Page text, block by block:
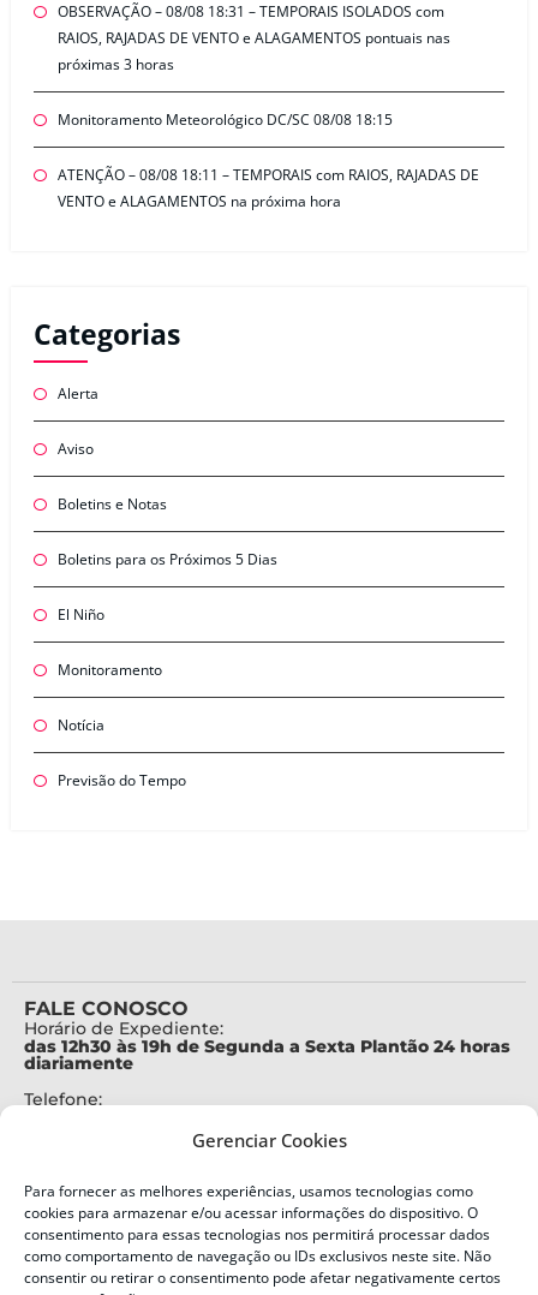
Gerenciar Cookies
Para fornecer as melhores experiências, usamos tecnologias como
cookies para armazenar e/ou acessar informações do dispositivo. O
consentimento para essas tecnologias nos permitirá processar dados
como comportamento de navegação ou IDs exclusivos neste site. Não
consentir ou retirar o consentimento pode afetar negativamente certos
OBSERVAÇÃO – 08/08 18:31 – TEMPORAIS ISOLADOS com
RAIOS, RAJADAS DE VENTO e ALAGAMENTOS pontuais nas
próximas 3 horas
Monitoramento Meteorológico DC/SC 08/08 18:15
ATENÇÃO – 08/08 18:11 – TEMPORAIS com RAIOS, RAJADAS DE
VENTO e ALAGAMENTOS na próxima hora
Categorias
Alerta
Aviso
Boletins e Notas
Boletins para os Próximos 5 Dias
El Niño
Monitoramento
Notícia
Previsão do Tempo
FALE CONOSCO
Horário de Expediente:
das 12h30 às 19h de Segunda a Sexta Plantão 24 horas
diariamente
Telefone:
Alertas Defesa Civil:
SMS 40199
ENDEREÇO